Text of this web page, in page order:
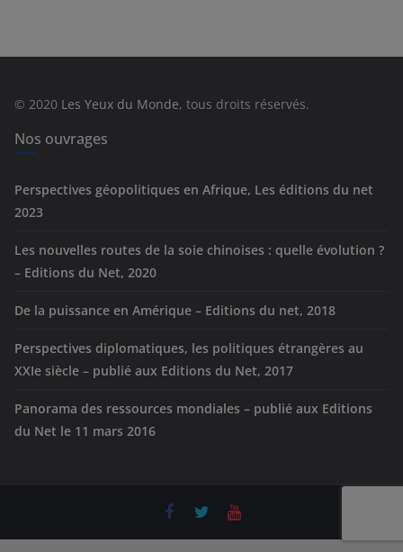
e
© 2020 Les Yeux du Monde, tous droits réservés.
Nos ouvrages
Perspectives géopolitiques en Afrique, Les éditions du net
2023
Les nouvelles routes de la soie chinoises : quelle évolution ?
– Editions du Net, 2020
De la puissance en Amérique – Editions du net, 2018
Perspectives diplomatiques, les politiques étrangères au
XXIe siècle – publié aux Editions du Net, 2017
Panorama des ressources mondiales – publié aux Editions
du Net le 11 mars 2016